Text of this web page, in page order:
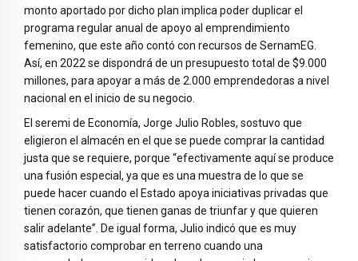
monto aportado por dicho plan implica poder duplicar el
programa regular anual de apoyo al emprendimiento
femenino, que este año contó con recursos de SernamEG.
Así, en 2022 se dispondrá de un presupuesto total de $9.000
millones, para apoyar a más de 2.000 emprendedoras a nivel
nacional en el inicio de su negocio.
El seremi de Economía, Jorge Julio Robles, sostuvo que
eligieron el almacén en el que se puede comprar la cantidad
justa que se requiere, porque “efectivamente aquí se produce
una fusión especial, ya que es una muestra de lo que se
puede hacer cuando el Estado apoya iniciativas privadas que
tienen corazón, que tienen ganas de triunfar y que quieren
salir adelante”. De igual forma, Julio indicó que es muy
satisfactorio comprobar en terreno cuando una